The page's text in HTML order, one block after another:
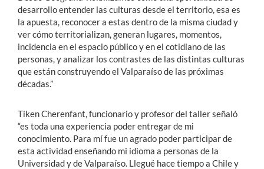
desarrollo entender las culturas desde el territorio, esa es
la apuesta, reconocer a estas dentro de la misma ciudad y
ver cómo territorializan, generan lugares, momentos,
incidencia en el espacio público y en el cotidiano de las
personas, y analizar los contrastes de las distintas culturas
que están construyendo el Valparaíso de las próximas
décadas.”
Tiken Cherenfant, funcionario y profesor del taller señaló
“es toda una experiencia poder entregar de mi
conocimiento. Para mí fue un agrado poder participar de
esta actividad enseñando mi idioma a personas de la
Universidad y de Valparaíso. Llegué hace tiempo a Chile y